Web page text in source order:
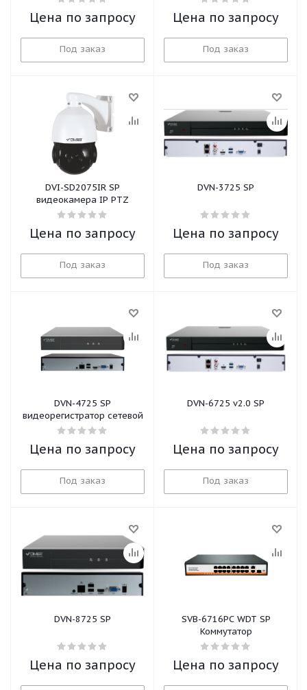
Цена по запросу
Под заказ
Цена по запросу
Под заказ
DVI-SD2075IR SP
видеокамера IP PTZ
Цена по запросу
Под заказ
DVN-3725 SP
Цена по запросу
Под заказ
DVN-4725 SP
видеорегистратор сетевой
Цена по запросу
Под заказ
DVN-6725 v2.0 SP
Цена по запросу
Под заказ
DVN-8725 SP
Цена по запросу
SVB-6716PC WDT SP
Коммутатор
Цена по запросу